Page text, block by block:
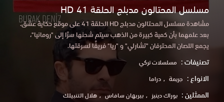
مسلسل المحتالون مدبلج الحلقة 41 HD
مشاهدة مسلسل المحتالون مدبلج HD الحلقة 41 على موقع حكاية عشق.
بعد علمهما بأن كمية كبيرة من الذهب سيتم شحنها سرًا إلى "رومانيا"،
يجمع اللصان المحترفان "تشارلي" و "ريا" فريقًا لسرقتها.
تصنيفات : مسلسلات تركي
الانواع : جريمة دراما
الممثلين : بوراك دينيز بيريهان سافاس هلال التنبيلك